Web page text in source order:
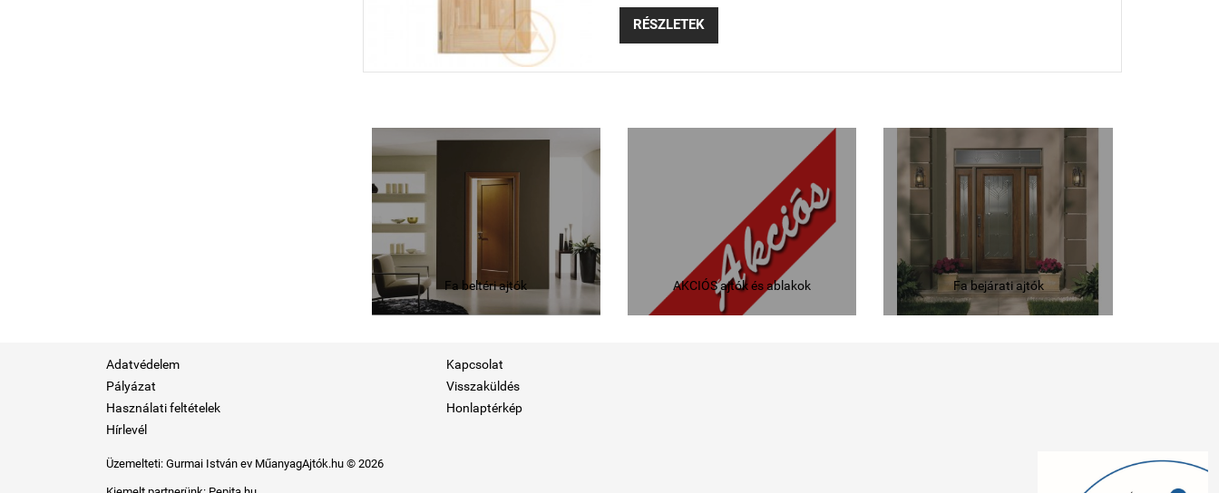
RÉSZLETEK
Fa beltéri ajtók AKCIÓS ajtók és ablakok Fa bejárati ajtók
Adatvédelem
Pályázat
Használati feltételek
Hírlevél
Kapcsolat
Visszaküldés
Honlaptérkép
Üzemelteti: Gurmai István ev MűanyagAjtók.hu © 2026